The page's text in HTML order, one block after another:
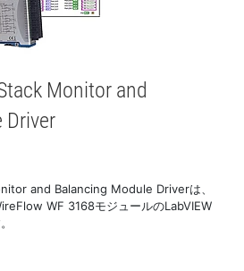
Monitor and
Driver
and Balancing Module Driverは、
WF 3168モジュールのLabVIEW